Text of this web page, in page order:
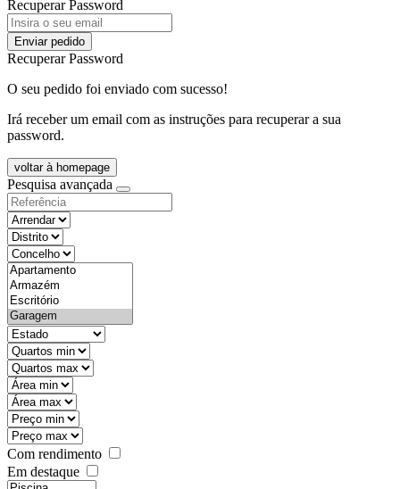
Recuperar Password
Enviar pedido
Recuperar Password
O seu pedido foi enviado com sucesso!
Irá receber um email com as instruções para recuperar a sua
password.
voltar à homepage
Pesquisa avançada
objective
districtId
countyId
types
state
mintypo
maxtypo
minarea
maxarea
minprice
maxprice
Com rendimento
Em destaque